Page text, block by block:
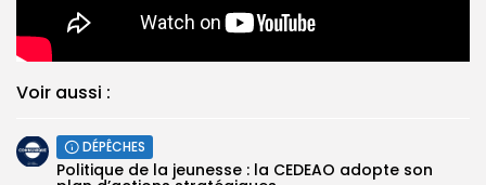
Voir aussi :
DÉPÊCHES
Politique de la jeunesse : la CEDEAO adopte son